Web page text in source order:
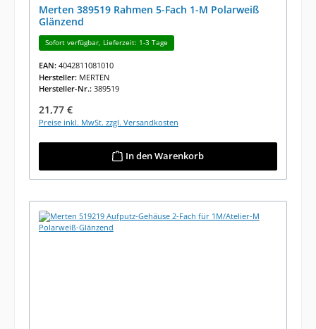
Merten 389519 Rahmen 5-Fach 1-M Polarweiß
Glänzend
Sofort verfügbar, Lieferzeit: 1-3 Tage
EAN: 4042811081010
Hersteller: MERTEN
Hersteller-Nr.: 389519
Regulärer Preis:
21,77 €
Preise inkl. MwSt. zzgl. Versandkosten
In den Warenkorb